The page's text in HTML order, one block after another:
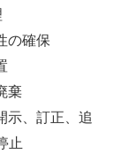
の確保
棄
示、訂正、追
止